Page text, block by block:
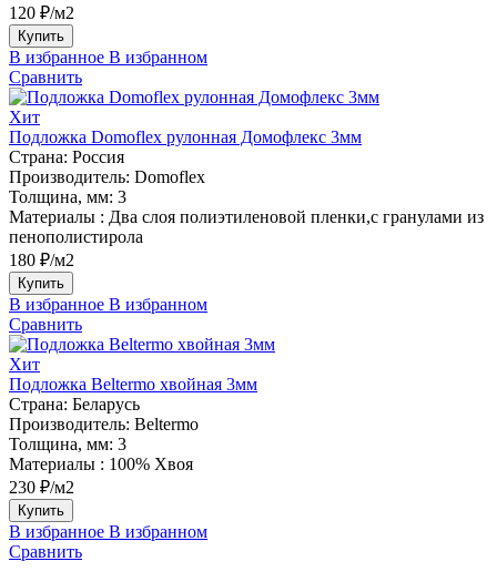
120 ₽/м2
Купить
В избранное В избранном
Сравнить
Хит
Подложка Domoflex рулонная Домофлекс 3мм
Страна: Россия
Производитель: Domoflex
Толщина, мм: 3
Материалы : Два слоя полиэтиленовой пленки,с гранулами из
пенополистирола
180 ₽/м2
Купить
В избранное В избранном
Сравнить
Хит
Подложка Beltermo хвойная 3мм
Страна: Беларусь
Производитель: Beltermo
Толщина, мм: 3
Материалы : 100% Хвоя
230 ₽/м2
Купить
В избранное В избранном
Сравнить